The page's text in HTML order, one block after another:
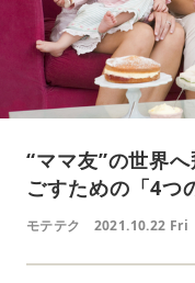
“ママ友”の世界
ごすための「4つ
モテテク 2021.10.22 Fri